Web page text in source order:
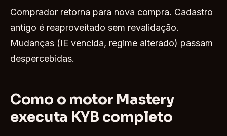
Comprador retorna para nova compra. Cadastro
antigo é reaproveitado sem revalidação.
Mudanças (IE vencida, regime alterado) passam
despercebidas.
Como o motor Mastery
executa KYB completo